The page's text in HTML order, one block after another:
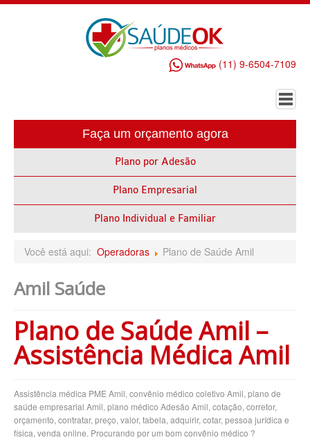
(11) 9-6504-7109
PLANO DE SAÚDE EMPRESARIAL
ALLIANZ PLANO DE SAÚDE EMPRESARIAL
AMEPLAN PLANO DE SAÚDE EMPRESARIAL
BIOVIDA PLANO DE SAÚDE EMPRESARIAL
BLUE MED PLANO DE SAÚDE EMPRESARIAL
BRADESCO PLANO DE SAÚDE EMPRESARIAL
CLASSES PLANO DE SAÚDE EMPRESARIAL
CUIDAR ME PLANO DE SAÚDE EMPRESARIAL
Faça um orçamento agora
Plano por Adesão
Plano Empresarial
Plano Individual e Familiar
Você está aqui: Operadoras Plano de Saúde Amil
Amil Saúde
Plano de Saúde Amil –
Assistência Médica Amil
Assistência médica PME Amil, convênio médico coletivo Amil, plano de
saúde empresarial Amil, plano médico Adesão Amil, cotação, corretor,
orçamento, contratar, preço, valor, tabela, adquirir, cotar, pessoa jurídica e
física, venda online. Procurando por um bom convênio médico ?